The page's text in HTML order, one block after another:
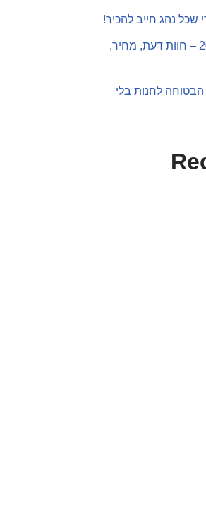
שכל נהג חייב להכיר!
סקירה מקצועית על יונדאי טוסון 2022 – חוות דעת, מחיר,
לחנות בלי